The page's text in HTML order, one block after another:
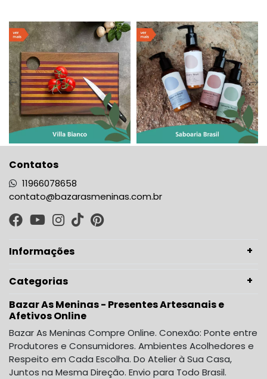
Contatos
11966078658
contato@bazarasmeninas.com.br
Informações
Categorias
Bazar As Meninas - Presentes Artesanais e
Afetivos Online
Bazar As Meninas Compre Online. Conexão: Ponte entre
Produtores e Consumidores. Ambientes Acolhedores e
Respeito em Cada Escolha. Do Atelier à Sua Casa,
Juntos na Mesma Direção. Envio para Todo Brasil.